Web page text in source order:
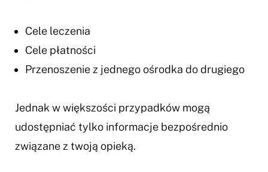
Cele leczenia
Cele płatności
Przenoszenie z jednego ośrodka do drugiego
Jednak w większości przypadków mogą
udostępniać tylko informacje bezpośrednio
związane z twoją opieką.